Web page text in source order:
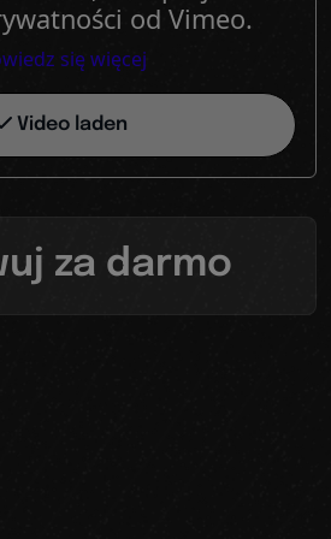
od Vimeo.
się więcej
Video laden
za darmo